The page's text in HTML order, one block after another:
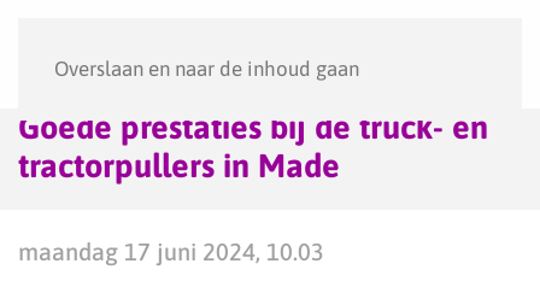
Overslaan en naar de inhoud gaan
Goede prestaties bij de truck- en
tractorpullers in Made
maandag 17 juni 2024, 10.03